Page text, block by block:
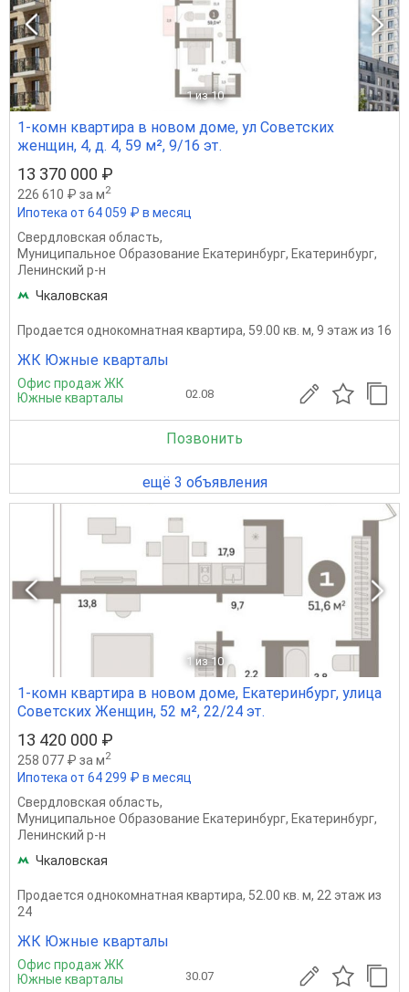
1 из 10
1-комн квартира в новом доме, ул Советских
женщин, 4, д. 4, 59 м², 9/16 эт.
13 370 000 ₽
226 610 ₽ за м2
Ипотека от 64 059 ₽ в месяц
Свердловская область,
Муниципальное Образование Екатеринбург, Екатеринбург,
Ленинский р-н
Чкаловская
Продается однокомнатная квартира, 59.00 кв. м, 9 этаж из 16
ЖК Южные кварталы
Офис продаж ЖК
Южные кварталы
02.08
Позвонить
ещё 3 объявления
1 из 10
1-комн квартира в новом доме, Екатеринбург, улица
Советских Женщин, 52 м², 22/24 эт.
13 420 000 ₽
258 077 ₽ за м2
Ипотека от 64 299 ₽ в месяц
Свердловская область,
Муниципальное Образование Екатеринбург, Екатеринбург,
Ленинский р-н
Чкаловская
Продается однокомнатная квартира, 52.00 кв. м, 22 этаж из
24
ЖК Южные кварталы
Офис продаж ЖК
Южные кварталы
30.07